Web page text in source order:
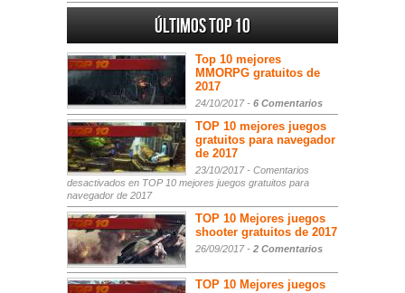
Últimos Top 10
Top 10 mejores
MMORPG gratuitos de
2017
24/10/2017 - 6 Comentarios
TOP 10 mejores juegos
gratuitos para navegador
de 2017
23/10/2017 - Comentarios
desactivados en TOP 10 mejores juegos gratuitos para
navegador de 2017
TOP 10 Mejores juegos
shooter gratuitos de 2017
26/09/2017 - 2 Comentarios
TOP 10 Mejores juegos